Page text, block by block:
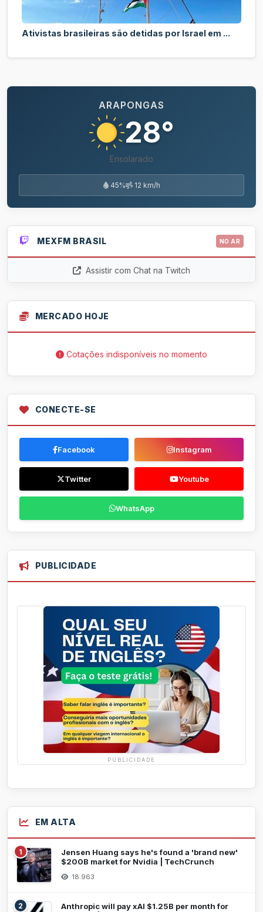
Ativistas brasileiras são detidas por Israel em ...
ARAPONGAS
28°
Ensolarado
45% 12 km/h
MEXFM BRASIL NO AR
Assistir com Chat na Twitch
MERCADO HOJE
Cotações indisponíveis no momento
CONECTE-SE
Facebook Instagram
Twitter Youtube
WhatsApp
PUBLICIDADE
PUBLICIDADE
EM ALTA
1
Jensen Huang says he's found a 'brand new'
$200B market for Nvidia | TechCrunch
18.963
2
Anthropic will pay xAI $1.25B per month for